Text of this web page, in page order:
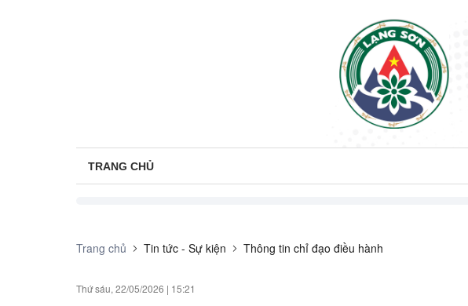
TRANG CHỦ
Trang chủ Tin tức - Sự kiện Thông tin chỉ đạo điều hành
Thứ sáu, 22/05/2026 | 15:21